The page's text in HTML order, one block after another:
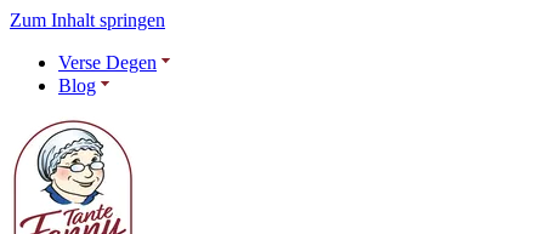
Zum Inhalt springen
Verse Degen
Blog